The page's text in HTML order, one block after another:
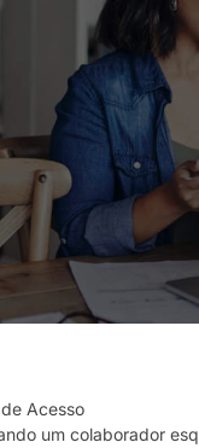
Acesso
um colaborador